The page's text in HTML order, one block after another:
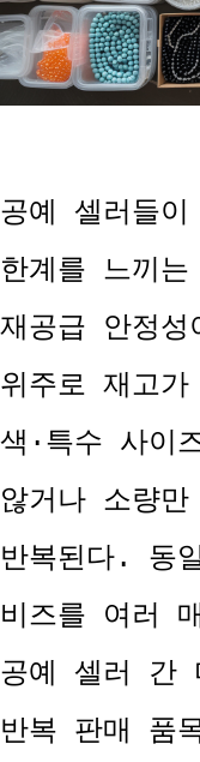
공예 셀러들이
한계를 느끼
재공급 안정
위주로 재고
색·특수 사이
않거나 소량
반복된다. 동
비즈를 여러
공예 셀러 간
반복 판매 품